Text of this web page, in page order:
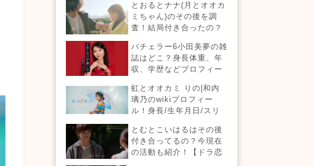
現在の活動は？
とおるとナナ(月とオオカ
ミちゃん)のその後を調
査！結局付き合ったの？
バチェラー6小田美夢の雑
誌はどこ？身長体重、年
収、学歴などプロフィー
虹とオオカミ りの|和内
璃乃のwikiプロフィー
ル！身長/生年月日/スリ
とむとこいはるはその後
付き合ってるの？今現在
の活動も紹介！【ドラ恋